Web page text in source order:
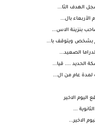
الهدف الثا...
بال...
بنزينة الاس...
بشخص ويتوقف با...
الصعيد...
الحديد .... قيا...
عام من ال...
اليوم الاخير
...